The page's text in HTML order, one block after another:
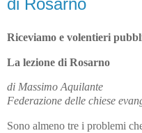
di Rosarno
Riceviamo e volentieri
La lezione di Rosarno
di Massimo Aquilante
Federazione delle chiese
Sono almeno tre i problemi